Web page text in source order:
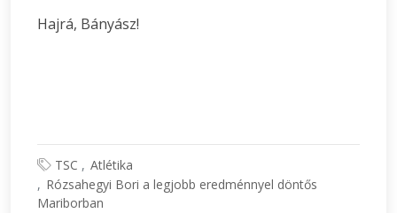
Hajrá, Bányász!
TSC
Atlétika
Rózsahegyi Bori a legjobb eredménnyel döntős
Mariborban